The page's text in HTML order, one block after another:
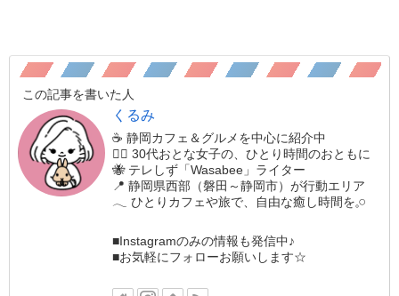
この記事を書いた人
くるみ
☕️ 静岡カフェ＆グルメを中心に紹介中
🚶‍♀️ 30代おとな女子の、ひとり時間のおともに
🐝 テレしず「Wasabee」ライター
📍 静岡県西部（磐田～静岡市）が行動エリア
𓂃 ひとりカフェや旅で、自由な癒し時間を𓈒𓏸
■Instagramのみの情報も発信中♪
■お気軽にフォローお願いします☆